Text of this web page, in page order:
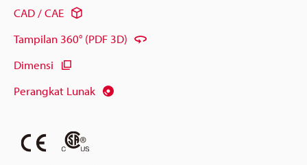
CAD / CAE
Tampilan 360° (PDF 3D)
Dimensi
Perangkat Lunak